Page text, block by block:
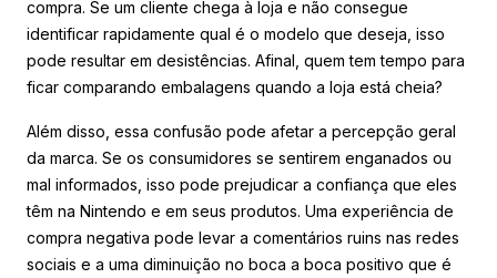
compra. Se um cliente chega à loja e não consegue
identificar rapidamente qual é o modelo que deseja, isso
pode resultar em desistências. Afinal, quem tem tempo para
ficar comparando embalagens quando a loja está cheia?
Além disso, essa confusão pode afetar a percepção geral
da marca. Se os consumidores se sentirem enganados ou
mal informados, isso pode prejudicar a confiança que eles
têm na Nintendo e em seus produtos. Uma experiência de
compra negativa pode levar a comentários ruins nas redes
sociais e a uma diminuição no boca a boca positivo que é